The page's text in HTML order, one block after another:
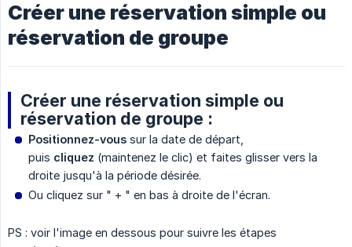
Créer une réservation simple ou
réservation de groupe
Créer une réservation simple ou
réservation de groupe :
Positionnez-vous sur la date de départ,
puis cliquez (maintenez le clic) et faites glisser vers la
droite jusqu'à la période désirée.
Ou cliquez sur " + " en bas à droite de l'écran.
PS : voir l'image en dessous pour suivre les étapes